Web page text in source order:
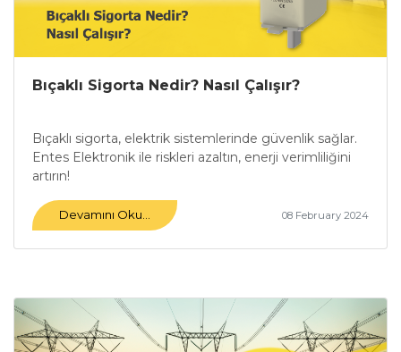
Bıçaklı Sigorta Nedir? Nasıl Çalışır?
Bıçaklı sigorta, elektrik sistemlerinde güvenlik sağlar.
Entes Elektronik ile riskleri azaltın, enerji verimliliğini
artırın!
Devamını Oku... 08 February 2024